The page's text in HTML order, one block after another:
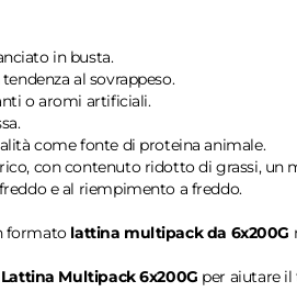
in busta.
al sovrappeso.
o aromi artificiali.
come fonte di proteina animale.
con contenuto ridotto di grassi, un
e al riempimento a freddo.
formato lattina multipack da 6x200G
Multipack 6x200G per aiutare il